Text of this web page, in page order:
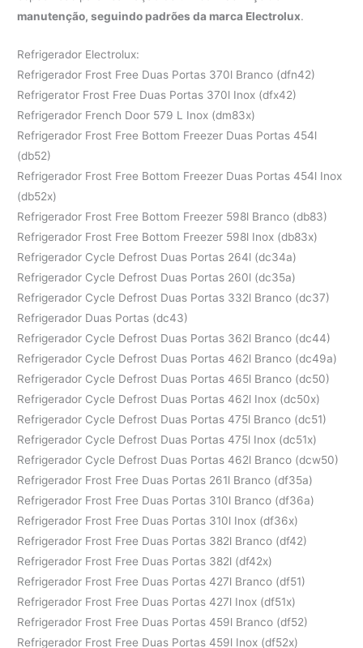
manutenção, seguindo padrões da marca Electrolux.
Refrigerador Electrolux:
Refrigerador Frost Free Duas Portas 370l Branco (dfn42)
Refrigerator Frost Free Duas Portas 370l Inox (dfx42)
Refrigerador French Door 579 L Inox (dm83x)
Refrigerador Frost Free Bottom Freezer Duas Portas 454l
(db52)
Refrigerador Frost Free Bottom Freezer Duas Portas 454l Inox
(db52x)
Refrigerador Frost Free Bottom Freezer 598l Branco (db83)
Refrigerador Frost Free Bottom Freezer 598l Inox (db83x)
Refrigerador Cycle Defrost Duas Portas 264l (dc34a)
Refrigerador Cycle Defrost Duas Portas 260l (dc35a)
Refrigerador Cycle Defrost Duas Portas 332l Branco (dc37)
Refrigerador Duas Portas (dc43)
Refrigerador Cycle Defrost Duas Portas 362l Branco (dc44)
Refrigerador Cycle Defrost Duas Portas 462l Branco (dc49a)
Refrigerador Cycle Defrost Duas Portas 465l Branco (dc50)
Refrigerador Cycle Defrost Duas Portas 462l Inox (dc50x)
Refrigerador Cycle Defrost Duas Portas 475l Branco (dc51)
Refrigerador Cycle Defrost Duas Portas 475l Inox (dc51x)
Refrigerador Cycle Defrost Duas Portas 462l Branco (dcw50)
Refrigerador Frost Free Duas Portas 261l Branco (df35a)
Refrigerador Frost Free Duas Portas 310l Branco (df36a)
Refrigerador Frost Free Duas Portas 310l Inox (df36x)
Refrigerador Frost Free Duas Portas 382l Branco (df42)
Refrigerador Frost Free Duas Portas 382l (df42x)
Refrigerador Frost Free Duas Portas 427l Branco (df51)
Refrigerador Frost Free Duas Portas 427l Inox (df51x)
Refrigerador Frost Free Duas Portas 459l Branco (df52)
Refrigerador Frost Free Duas Portas 459l Inox (df52x)